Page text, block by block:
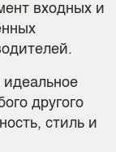
входных и
другого
стиль и